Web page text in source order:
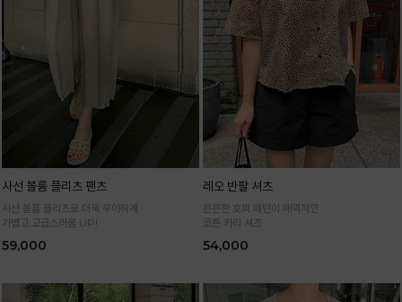
사선 볼륨 플리츠 팬츠
사선 볼륨 플리츠로 더욱 우아하게
가볍고 고급스러움 UP!
59,000
레오 반팔 셔츠
은은한 호피 패턴이 매력적인
코튼 카라 셔츠
54,000